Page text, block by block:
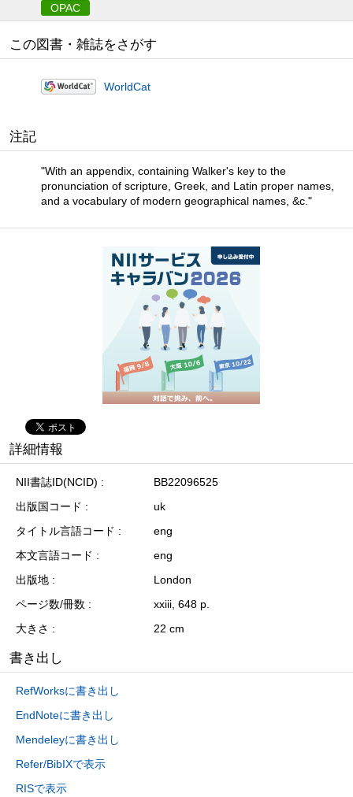
OPAC
この図書・雑誌をさがす
WorldCat
注記
"With an appendix, containing Walker's key to the
pronunciation of scripture, Greek, and Latin proper names,
and a vocabulary of modern geographical names, &c."
詳細情報
NII書誌ID(NCID)
BB22096525
出版国コード
uk
タイトル言語コード
eng
本文言語コード
eng
出版地
London
ページ数/冊数
xxiii, 648 p.
大きさ
22 cm
書き出し
RefWorksに書き出し
EndNoteに書き出し
Mendeleyに書き出し
Refer/BibIXで表示
RISで表示